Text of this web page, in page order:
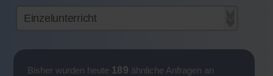
Bisher wurden heute 189 ähnliche Anfragen an